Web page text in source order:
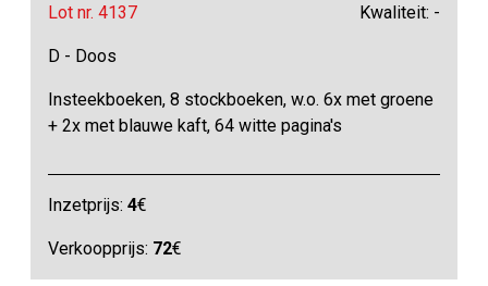
Lot nr. 4137 Kwaliteit: -
D - Doos
Insteekboeken, 8 stockboeken, w.o. 6x met groene
+ 2x met blauwe kaft, 64 witte pagina's
Inzetprijs:4€
Verkoopprijs: 72€